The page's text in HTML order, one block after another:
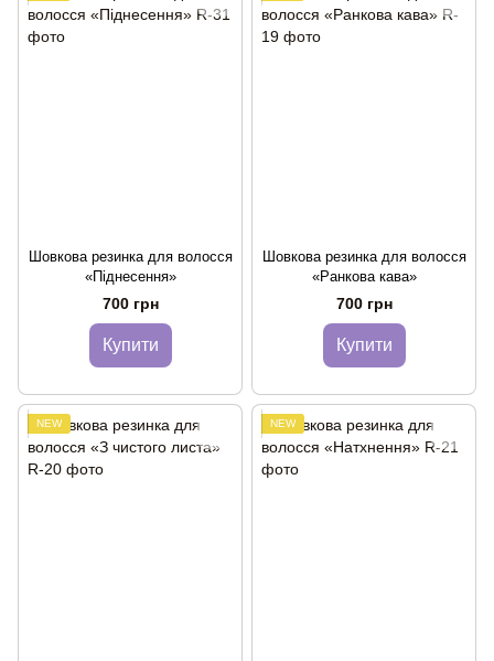
Шовкова резинка для волосся
«Піднесення»
700 грн
Купити
Шовкова резинка для волосся
«Ранкова кава»
700 грн
Купити
NEW NEW